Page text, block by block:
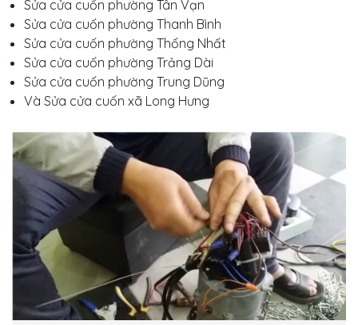
Sửa cửa cuốn phường Tân Vạn
Sửa cửa cuốn phường Thanh Bình
Sửa cửa cuốn phường Thống Nhất
Sửa cửa cuốn phường Trảng Dài
Sửa cửa cuốn phường Trung Dũng
Và Sửa cửa cuốn xã Long Hưng